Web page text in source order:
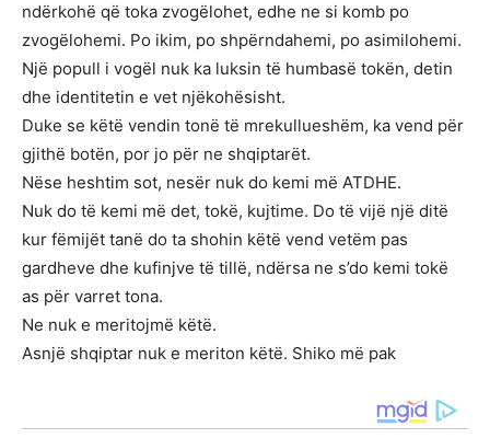
ndërkohë që toka zvogëlohet, edhe ne si komb po
zvogëlohemi. Po ikim, po shpërndahemi, po asimilohemi.
Një popull i vogël nuk ka luksin të humbasë tokën, detin
dhe identitetin e vet njëkohësisht.
Duke se këtë vendin tonë të mrekullueshëm, ka vend për
gjithë botën, por jo për ne shqiptarët.
Nëse heshtim sot, nesër nuk do kemi më ATDHE.
Nuk do të kemi më det, tokë, kujtime. Do të vijë një ditë
kur fëmijët tanë do ta shohin këtë vend vetëm pas
gardheve dhe kufinjve të tillë, ndërsa ne s’do kemi tokë
as për varret tona.
Ne nuk e meritojmë këtë.
Asnjë shqiptar nuk e meriton këtë. Shiko më pak